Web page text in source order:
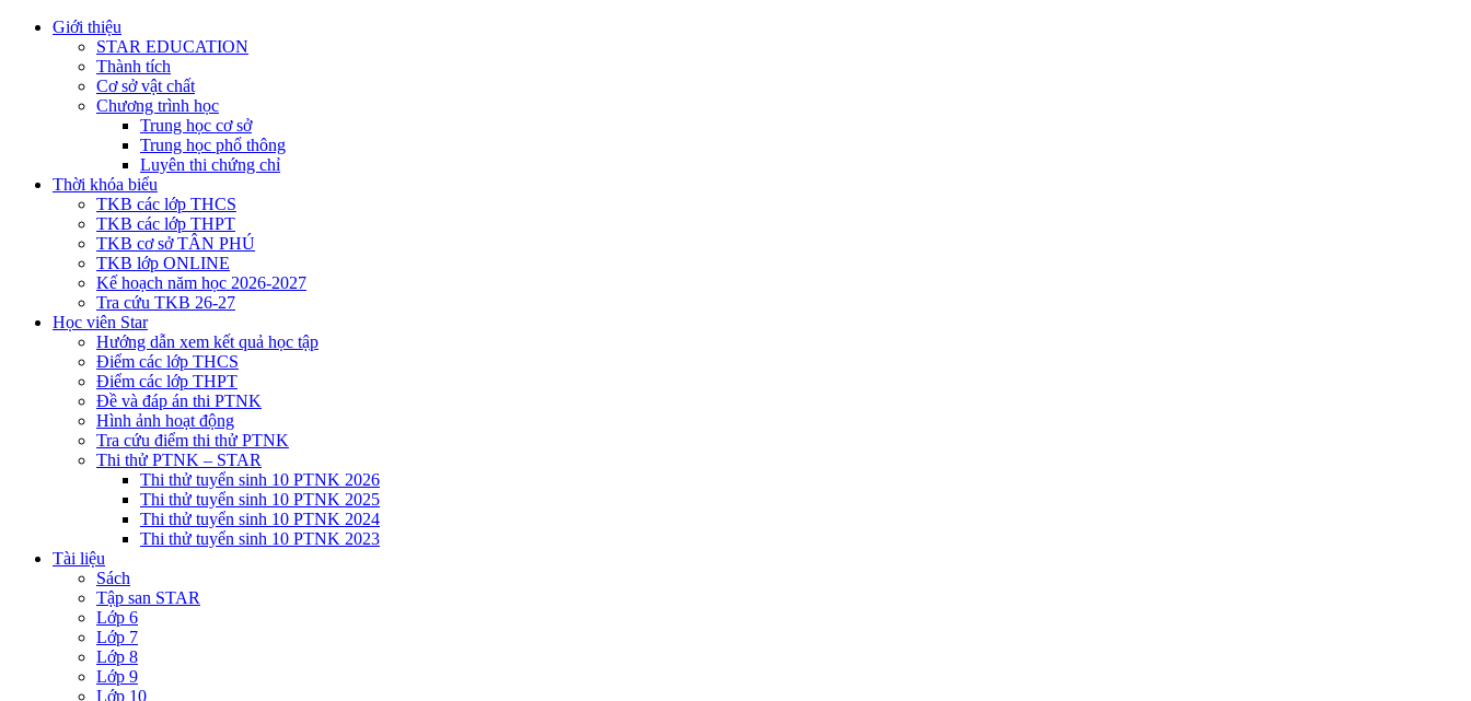
Giới thiệu
STAR EDUCATION
Thành tích
Cơ sở vật chất
Chương trình học
Trung học cơ sở
Trung học phổ thông
Luyên thi chứng chỉ
Thời khóa biểu
TKB các lớp THCS
TKB các lớp THPT
TKB cơ sở TÂN PHÚ
TKB lớp ONLINE
Kế hoạch năm học 2026-2027
Tra cứu TKB 26-27
Học viên Star
Hướng dẫn xem kết quả học tập
Điểm các lớp THCS
Điểm các lớp THPT
Đề và đáp án thi PTNK
Hình ảnh hoạt động
Tra cứu điểm thi thử PTNK
Thi thử PTNK – STAR
Thi thử tuyển sinh 10 PTNK 2026
Thi thử tuyển sinh 10 PTNK 2025
Thi thử tuyển sinh 10 PTNK 2024
Thi thử tuyển sinh 10 PTNK 2023
Tài liệu
Sách
Tập san STAR
Lớp 6
Lớp 7
Lớp 8
Lớp 9
Lớp 10